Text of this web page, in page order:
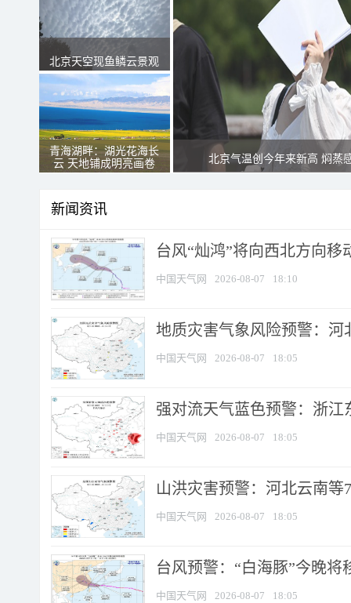
北京天空现鱼鳞云景观
青海湖畔：湖光花海长
云 天地铺成明亮画卷
北京气温创今年来新高 焖蒸
新闻资讯
台风“灿鸿”将向西北方向移
中国天气网 2026-08-07 18:10
地质灾害气象风险预警：河
中国天气网 2026-08-07 18:05
强对流天气蓝色预警：浙江
中国天气网 2026-08-07 18:05
山洪灾害预警：河北云南
中国天气网 2026-08-07 18:05
台风预警：“白海豚”今晚将
中国天气网 2026-08-07 18:05